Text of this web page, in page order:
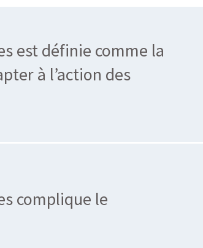
est définie comme la
à l’action des
complique le